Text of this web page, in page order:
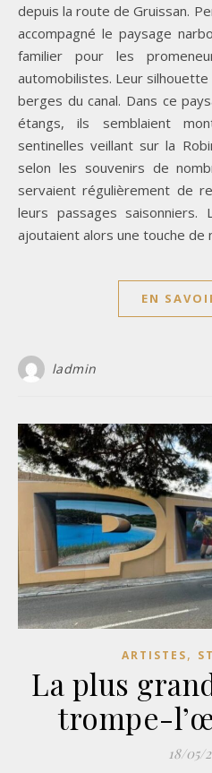
depuis la route de Gruissan.
accompagné le paysage
familier pour les
automobilistes. Leur
berges du canal. Dans ce
étangs, ils semblaient
sentinelles veillant sur la
selon les souvenirs de
servaient régulièrement de
leurs passages saisonniers.
ajoutaient alors une touche de
EN
ladmin
ARTISTES,
La plus
trompe-
18/05/